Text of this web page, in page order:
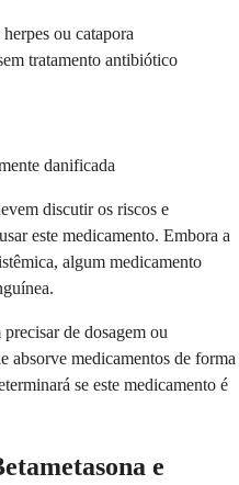
ou catapora
tratamento antibiótico
danificada
discutir os riscos e
este medicamento. Embora a
algum medicamento
de dosagem ou
absorve medicamentos de forma
se este medicamento é
e